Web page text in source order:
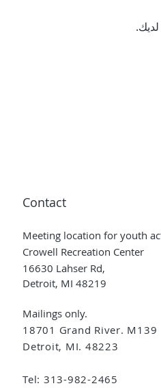
Contact
Meeting location for youth
Crowell Recreation Center
16630 Lahser Rd,
Detroit, MI 48219
Mailings only.
18701 Grand River. M139
Detroit, MI. 48223
Tel: 313-982-2465